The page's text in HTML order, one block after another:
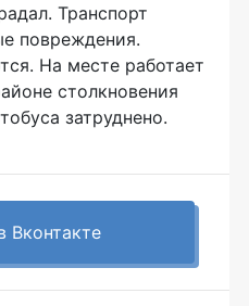
Транспорт
повреждения.
На месте работает
столкновения
затруднено.
Вконтакте